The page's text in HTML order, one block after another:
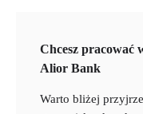
Chcesz
Alior Bank
Warto bliżej